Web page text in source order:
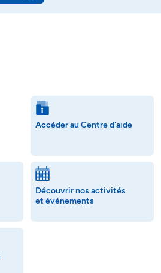
Accéder au Centre d'aide
Découvrir nos activités
et événements